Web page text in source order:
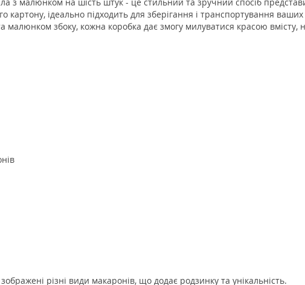
картону, ідеально підходить для зберігання і транспортування
малюнком збоку, кожна коробка дає змогу милуватися красою вмісту,
різні види макаронів, що додає родзинку та унікальність.